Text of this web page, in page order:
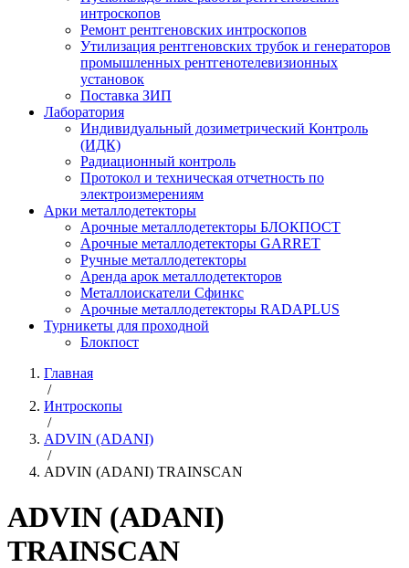
интроскопов
Ремонт рентгеновских интроскопов
Утилизация рентгеновских трубок и генераторов
промышленных рентгенотелевизионных
установок
Поставка ЗИП
Лаборатория
Индивидуальный дозиметрический Контроль
(ИДК)
Радиационный контроль
Протокол и техническая отчетность по
электроизмерениям
Арки металлодетекторы
Арочные металлодетекторы БЛОКПОСТ
Арочные металлодетекторы GARRET
Ручные металлодетекторы
Аренда арок металлодетекторов
Металлоискатели Сфинкс
Арочные металлодетекторы RADAPLUS
Турникеты для проходной
Блокпост
Главная
/
Интроскопы
/
ADVIN (ADANI)
/
ADVIN (ADANI) TRAINSCAN
ADVIN (ADANI)
TRAINSCAN